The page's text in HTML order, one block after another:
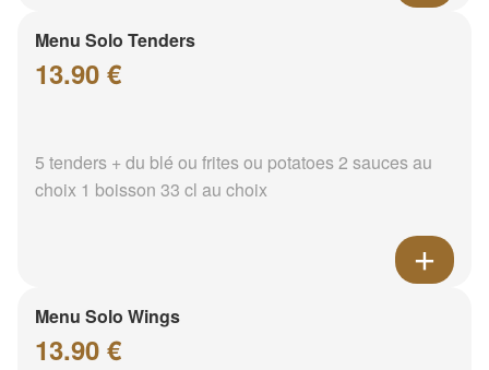
Menu Solo Tenders
13.90 €
5 tenders + du blé ou frites ou potatoes 2 sauces au
choix 1 boisson 33 cl au choix
Menu Solo Wings
13.90 €